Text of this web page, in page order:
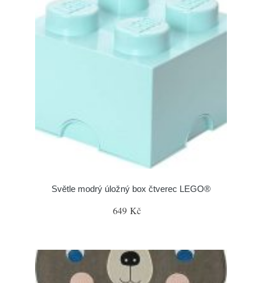
Světle modrý úložný box čtverec LEGO®
649 Kč